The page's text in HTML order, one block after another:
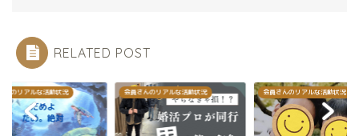
RELATED POST
んのリアルな活動状況 会員さんのリアルな活動状況 会員さんのリアルな活動状況